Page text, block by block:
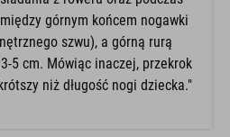
górnym końcem nogawki
szwu), a górną rurą
3-5 cm. Mówiąc inaczej, przekrok
niż długość nogi dziecka."